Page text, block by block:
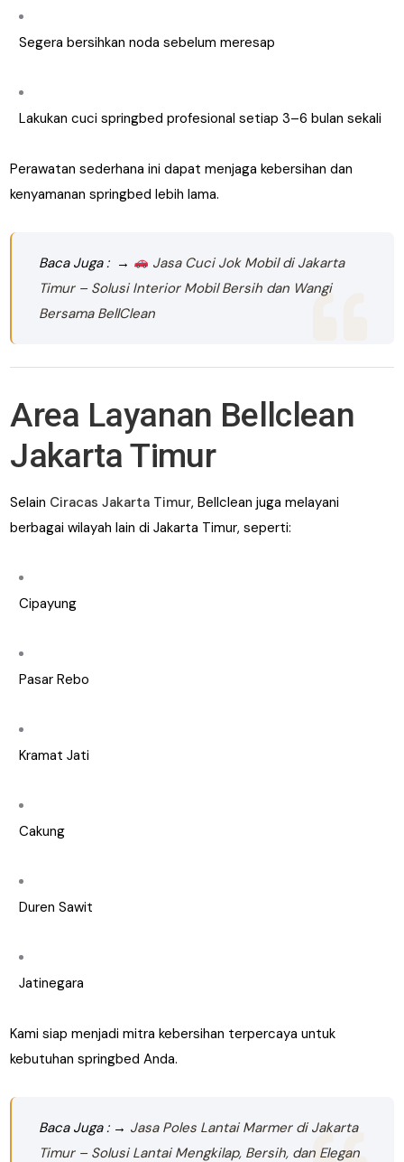
Segera bersihkan noda sebelum meresap
Lakukan cuci springbed profesional setiap 3–6 bulan sekali
Perawatan sederhana ini dapat menjaga kebersihan dan
kenyamanan springbed lebih lama.
Baca Juga : →
Jasa Cuci Jok Mobil di Jakarta
Timur – Solusi Interior Mobil Bersih dan Wangi
Bersama BellClean
Area Layanan Bellclean
Jakarta Timur
Selain Ciracas Jakarta Timur, Bellclean juga melayani
berbagai wilayah lain di Jakarta Timur, seperti:
Cipayung
Pasar Rebo
Kramat Jati
Cakung
Duren Sawit
Jatinegara
Kami siap menjadi mitra kebersihan terpercaya untuk
kebutuhan springbed Anda.
Baca Juga : → Jasa Poles Lantai Marmer di Jakarta
Timur – Solusi Lantai Mengkilap, Bersih, dan Elegan